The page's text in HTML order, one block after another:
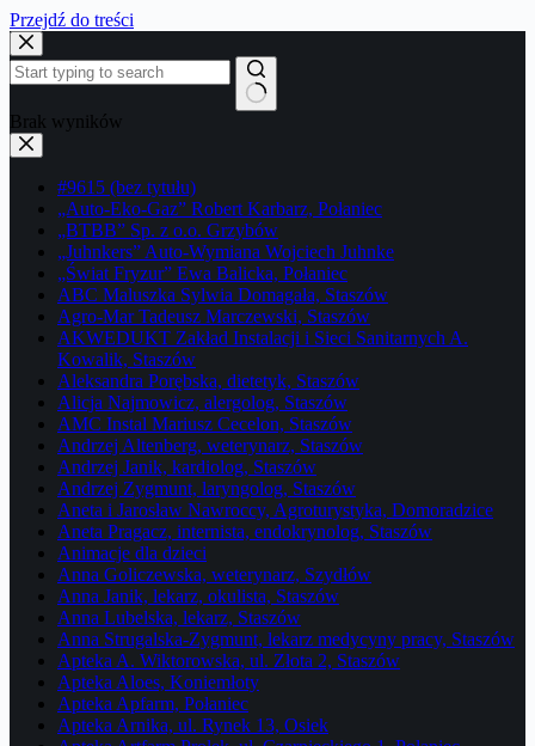
Przejdź do treści
Brak wyników
#9615 (bez tytułu)
„Auto-Eko-Gaz” Robert Karbarz, Połaniec
„BTBB” Sp. z o.o. Grzybów
„Juhnkers” Auto-Wymiana Wojciech Juhnke
„Świat Fryzur” Ewa Balicka, Połaniec
ABC Maluszka Sylwia Domagała, Staszów
Agro-Mar Tadeusz Marczewski, Staszów
AKWEDUKT Zakład Instalacji i Sieci Sanitarnych A.
Kowalik, Staszów
Aleksandra Porębska, dietetyk, Staszów
Alicja Najmowicz, alergolog, Staszów
AMC Instal Mariusz Cecelon, Staszów
Andrzej Altenberg, weterynarz, Staszów
Andrzej Janik, kardiolog, Staszów
Andrzej Zygmunt, laryngolog, Staszów
Aneta i Jarosław Nawroccy, Agroturystyka, Domoradzice
Aneta Pragacz, internista, endokrynolog, Staszów
Animacje dla dzieci
Anna Goliczewska, weterynarz, Szydłów
Anna Janik, lekarz, okulista, Staszów
Anna Lubelska, lekarz, Staszów
Anna Strugalska-Zygmunt, lekarz medycyny pracy, Staszów
Apteka A. Wiktorowska, ul. Złota 2, Staszów
Apteka Aloes, Koniemłoty
Apteka Apfarm, Połaniec
Apteka Arnika, ul. Rynek 13, Osiek